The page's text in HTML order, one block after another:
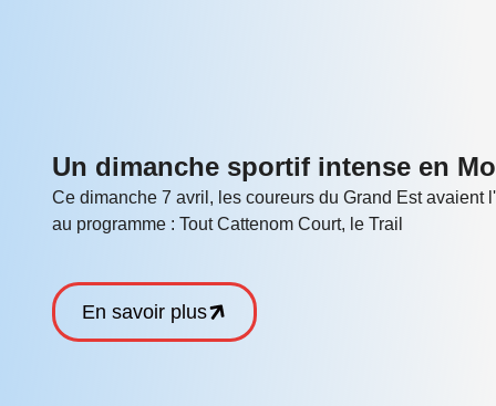
Un dimanche sportif intense en
Ce dimanche 7 avril, les coureurs du Grand Est
au programme : Tout Cattenom Court, le Trail
En savoir plus